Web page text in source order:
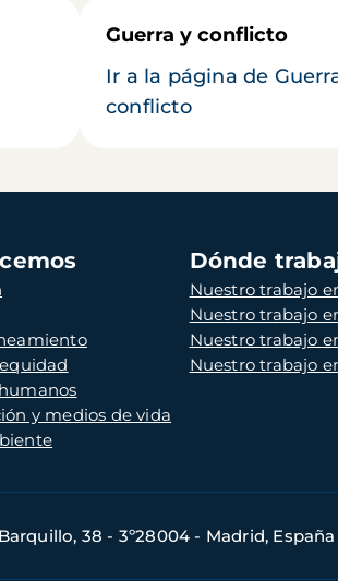
Guerra y conflicto
Ir a la página de
conflicto
y medios de vida
Dónde
Nuestro trabajo
Nuestro trabajo
Nuestro trabajo
Nuestro trabajo
38 - 3º28004 - Madrid, España